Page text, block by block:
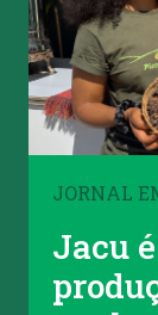
JORNAL
Jacu